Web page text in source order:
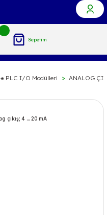
Sepetim
⁕ PLC I/O Modülleri ANALOG